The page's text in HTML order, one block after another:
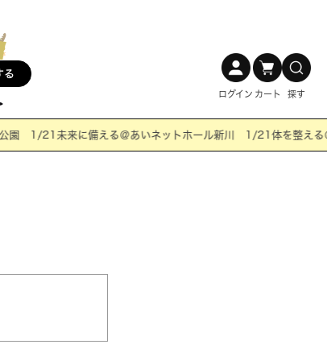
る
ログイン カート 探す
未来に備える＠あいネットホール新川 1/21体を整える